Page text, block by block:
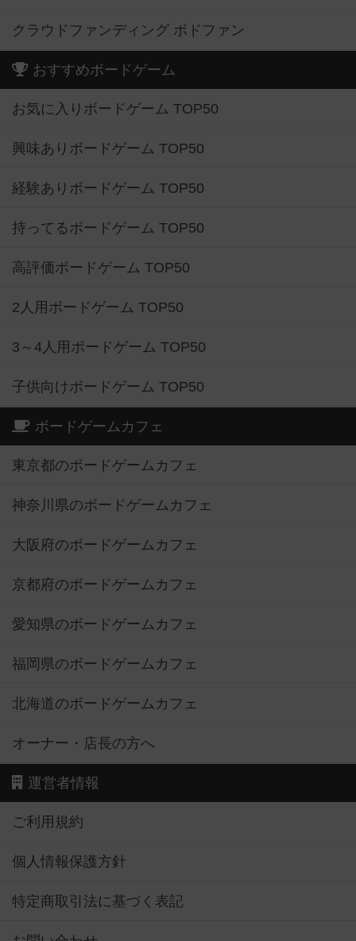
クラウドファンディング ボドファン
おすすめボードゲーム
お気に入りボードゲーム TOP50
興味ありボードゲーム TOP50
経験ありボードゲーム TOP50
持ってるボードゲーム TOP50
高評価ボードゲーム TOP50
2人用ボードゲーム TOP50
3～4人用ボードゲーム TOP50
子供向けボードゲーム TOP50
ボードゲームカフェ
東京都のボードゲームカフェ
神奈川県のボードゲームカフェ
大阪府のボードゲームカフェ
京都府のボードゲームカフェ
愛知県のボードゲームカフェ
福岡県のボードゲームカフェ
北海道のボードゲームカフェ
オーナー・店長の方へ
運営者情報
ご利用規約
個人情報保護方針
特定商取引法に基づく表記